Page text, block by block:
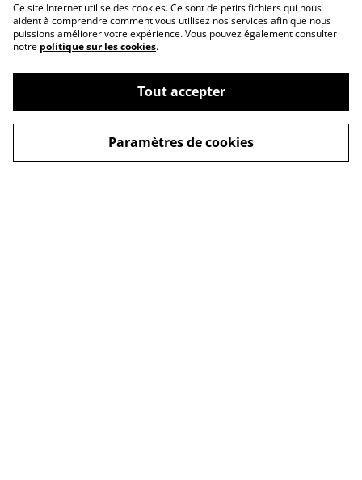
Ce site Internet utilise des cookies. Ce sont de petits fichiers qui nous
aident à comprendre comment vous utilisez nos services afin que nous
puissions améliorer votre expérience. Vous pouvez également consulter
notre politique sur les cookies.
Tout accepter
Paramètres de cookies